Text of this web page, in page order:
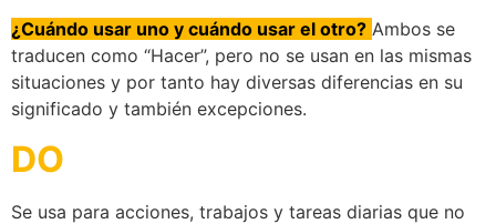
¿Cuándo usar uno y cuándo usar el otro? Ambos se
traducen como “Hacer”, pero no se usan en las mismas
situaciones y por tanto hay diversas diferencias en su
significado y también excepciones.
DO
Se usa para acciones, trabajos y tareas diarias que no